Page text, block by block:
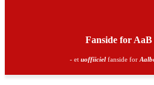
Fanside for AaB
- et uoffiiciel fanside for